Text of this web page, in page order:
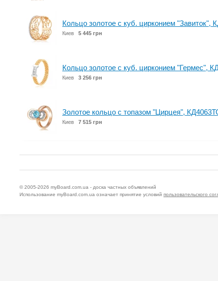
Кольцо золотое с куб. цирконием "Завиток",
Киев 5 445 грн
Кольцо золотое с куб. цирконием "Гермес",
Киев 3 256 грн
Золотое кольцо с топазом "Цирцея",
Киев 7 515 грн
© 2005-2026 myBoard.com.ua - доска частных объявлений
Использование myBoard.com.ua означает принятие условий пользовательского